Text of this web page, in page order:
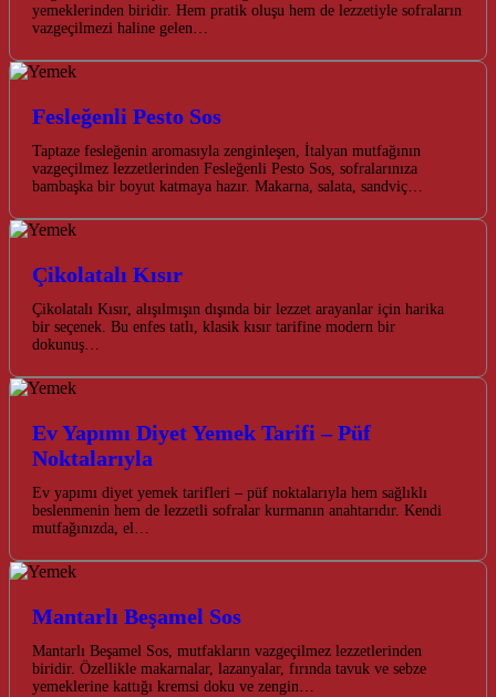
yemeklerinden biridir. Hem pratik oluşu hem de lezzetiyle sofraların
vazgeçilmezi haline gelen…
Fesleğenli Pesto Sos
Taptaze fesleğenin aromasıyla zenginleşen, İtalyan mutfağının
vazgeçilmez lezzetlerinden Fesleğenli Pesto Sos, sofralarınıza
bambaşka bir boyut katmaya hazır. Makarna, salata, sandviç…
Çikolatalı Kısır
Çikolatalı Kısır, alışılmışın dışında bir lezzet arayanlar için harika
bir seçenek. Bu enfes tatlı, klasik kısır tarifine modern bir
dokunuş…
Ev Yapımı Diyet Yemek Tarifi – Püf
Noktalarıyla
Ev yapımı diyet yemek tarifleri – püf noktalarıyla hem sağlıklı
beslenmenin hem de lezzetli sofralar kurmanın anahtarıdır. Kendi
mutfağınızda, el…
Mantarlı Beşamel Sos
Mantarlı Beşamel Sos, mutfakların vazgeçilmez lezzetlerinden
biridir. Özellikle makarnalar, lazanyalar, fırında tavuk ve sebze
yemeklerine kattığı kremsi doku ve zengin…